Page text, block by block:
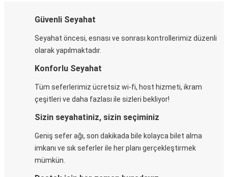
Güvenli Seyahat
Seyahat öncesi, esnası ve sonrası kontrollerimiz düzenli
olarak yapılmaktadır.
Konforlu Seyahat
Tüm seferlerimiz ücretsiz wi-fi, host hizmeti, ikram
çeşitleri ve daha fazlası ile sizleri bekliyor!
Sizin seyahatiniz, sizin seçiminiz
Geniş sefer ağı, son dakikada bile kolayca bilet alma
imkanı ve sık seferler ile her planı gerçekleştirmek
mümkün.